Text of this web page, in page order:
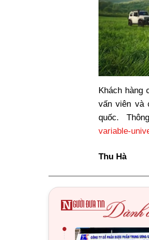
Khách hàng
vấn viên và
quốc.
variable-
Thu Hà
•